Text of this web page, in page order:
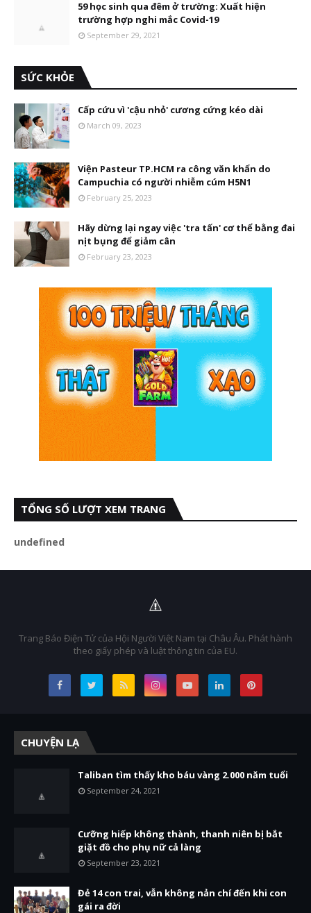
59 học sinh qua đêm ở trường: Xuất hiện
trường hợp nghi mắc Covid-19
September 29, 2021
SỨC KHỎE
Cấp cứu vì 'cậu nhỏ' cương cứng kéo dài
March 09, 2023
Viện Pasteur TP.HCM ra công văn khẩn do
Campuchia có người nhiễm cúm H5N1
February 25, 2023
Hãy dừng lại ngay việc 'tra tấn' cơ thể bằng đai
nịt bụng để giảm cân
February 23, 2023
TỔNG SỐ LƯỢT XEM TRANG
undefned
Trang Báo Điện Tử của Hội Người Việt Nam tại Châu Âu. Phát hành
theo giấy phép và luật thông tin của EU.
CHUYỆN LẠ
Taliban tìm thấy kho báu vàng 2.000 năm tuổi
September 24, 2021
Cưỡng hiếp không thành, thanh niên bị bắt
giặt đồ cho phụ nữ cả làng
September 23, 2021
Đẻ 14 con trai, vẫn không nản chí đến khi con
gái ra đời